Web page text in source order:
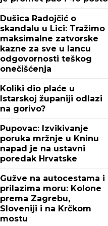
Dušica Radojčić o
skandalu u Lici: Tražimo
maksimalne zatvorske
kazne za sve u lancu
odgovornosti teškog
onečišćenja
Koliki dio plaće u
Istarskoj županiji odlazi
na gorivo?
Pupovac: Izvikivanje
poruka mržnje u Kninu
napad je na ustavni
poredak Hrvatske
Gužve na autocestama i
prilazima moru: Kolone
prema Zagrebu,
Sloveniji i na Krčkom
mostu